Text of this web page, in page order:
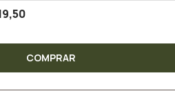
COMPRAR